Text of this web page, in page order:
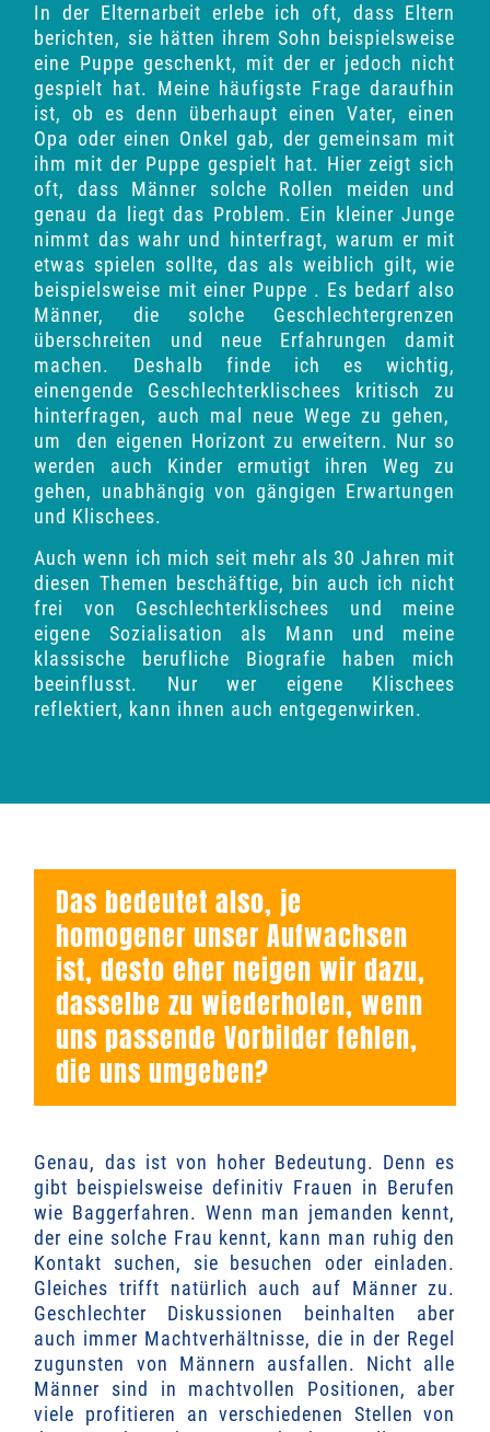
In der Elternarbeit erlebe ich oft, dass Eltern
berichten, sie hätten ihrem Sohn beispielsweise
eine Puppe geschenkt, mit der er jedoch nicht
gespielt hat. Meine häufigste Frage daraufhin
ist, ob es denn überhaupt einen Vater, einen
Opa oder einen Onkel gab, der gemeinsam mit
ihm mit der Puppe gespielt hat. Hier zeigt sich
oft, dass Männer solche Rollen meiden und
genau da liegt das Problem. Ein kleiner Junge
nimmt das wahr und hinterfragt, warum er mit
etwas spielen sollte, das als weiblich gilt, wie
beispielsweise mit einer Puppe . Es bedarf also
Männer, die solche Geschlechtergrenzen
überschreiten und neue Erfahrungen damit
machen. Deshalb finde ich es wichtig,
einengende Geschlechterklischees kritisch zu
hinterfragen, auch mal neue Wege zu gehen,
um den eigenen Horizont zu erweitern. Nur so
werden auch Kinder ermutigt ihren Weg zu
gehen, unabhängig von gängigen Erwartungen
und Klischees.
Auch wenn ich mich seit mehr als 30 Jahren mit
diesen Themen beschäftige, bin auch ich nicht
frei von Geschlechterklischees und meine
eigene Sozialisation als Mann und meine
klassische berufliche Biografie haben mich
beeinflusst. Nur wer eigene Klischees
reflektiert, kann ihnen auch entgegenwirken.
Das bedeutet also, je
homogener unser Aufwachsen
ist, desto eher neigen wir dazu,
dasselbe zu wiederholen, wenn
uns passende Vorbilder fehlen,
die uns umgeben?
Genau, das ist von hoher Bedeutung. Denn es
gibt beispielsweise definitiv Frauen in Berufen
wie Baggerfahren. Wenn man jemanden kennt,
der eine solche Frau kennt, kann man ruhig den
Kontakt suchen, sie besuchen oder einladen.
Gleiches trifft natürlich auch auf Männer zu.
Geschlechter Diskussionen beinhalten aber
auch immer Machtverhältnisse, die in der Regel
zugunsten von Männern ausfallen. Nicht alle
Männer sind in machtvollen Positionen, aber
viele profitieren an verschiedenen Stellen von